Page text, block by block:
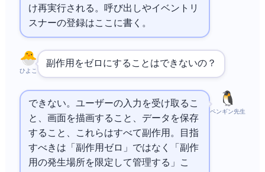
け再実行される。 呼び出しやイベントリ
スナーの登録はここに書く。
ひよこ
副作用をゼロにすることはできないの？
ペンギン先生
できない。ユーザーの入力を受け取るこ
と、画面を描画すること、データを保存
すること、これらはすべて副作用。目指
すべきは「副作用ゼロ」ではなく「副作
用の発生場所を限定して管理する」こ